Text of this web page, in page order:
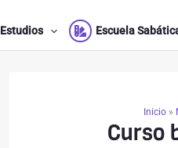
Estudios Escuela
Inicio»
Curso